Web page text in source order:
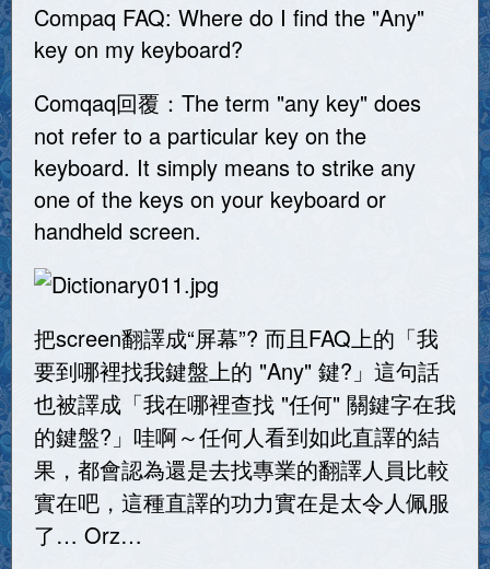
Compaq FAQ: Where do I find the "Any"
key on my keyboard?
Comqaq回覆：The term "any key" does
not refer to a particular key on the
keyboard. It simply means to strike any
one of the keys on your keyboard or
handheld screen.
把screen翻譯成“屏幕”? 而且FAQ上的「我
要到哪裡找我鍵盤上的 "Any" 鍵?」這句話
也被譯成「我在哪裡查找 "任何" 關鍵字在我
的鍵盤?」哇啊～任何人看到如此直譯的結
果，都會認為還是去找專業的翻譯人員比較
實在吧，這種直譯的功力實在是太令人佩服
了… Orz…